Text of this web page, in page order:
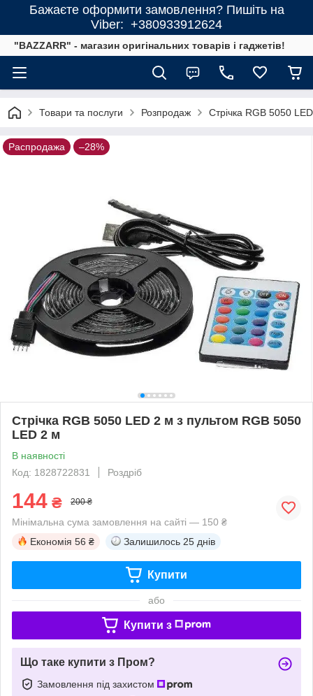
Бажаєте оформити замовлення? Пишіть на
Viber: +380933912624
"BAZZARR" - магазин оригінальних товарів і гаджетів!
Товари та послуги Розпродаж Стрічка RGB 5050
Распродажа –28%
Стрічка RGB 5050 LED 2 м з пультом RGB 5050
LED 2 м
В наявності
Код: 1828722831
Роздріб
144 ₴ 200 ₴
Мінімальна сума замовлення на сайті — 150 ₴
Економія 56 ₴ Залишилось 25 днів
Купити
або
Купити з
Що таке купити з Пром?
Замовлення під захистом